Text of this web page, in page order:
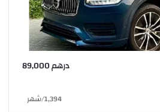
درهم 89,000
1,394
/شهر